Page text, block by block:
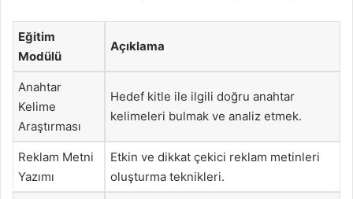
Eğitim
Modülü
Açıklama
Anahtar
Kelime
Araştırması
Hedef kitle ile ilgili doğru anahtar
kelimeleri bulmak ve analiz etmek.
Reklam Metni
Yazımı
Etkin ve dikkat çekici reklam metinleri
oluşturma teknikleri.